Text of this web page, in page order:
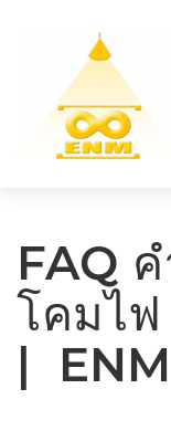
FAQ
โคมไฟ
|